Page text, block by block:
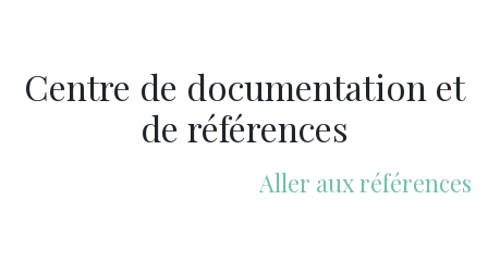
Centre de documentation et
de références
Aller aux références